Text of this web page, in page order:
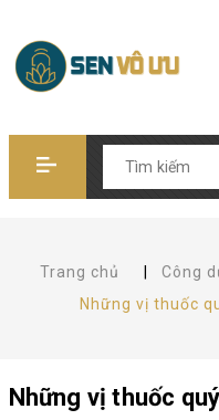
Trang chủ Công
Những vị thuốc
Những vị thuốc